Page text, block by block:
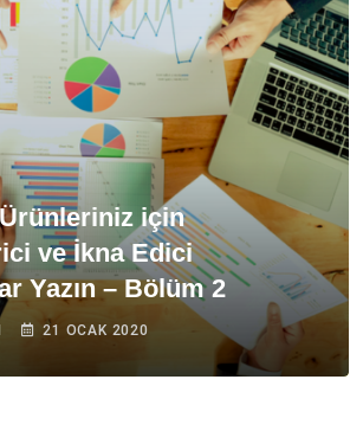
için
ve İkna Edici
Yazın – Bölüm 2
21 OCAK 2020